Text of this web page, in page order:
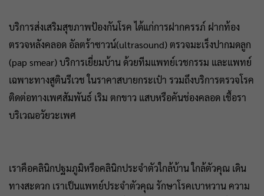
บริการส่งเสริมสุขภาพป้องกันโรค ได้แก่การฝากครรภ์ ฝากท้อง
ตรวจหลังคลอด อัลตร้าซาวน์(ultrasound) ตรวจมะเร็งปากมดลูก
(pap smear) บริการเยี่ยมบ้าน ด้วยทีมแพทย์เวชกรรม และแพทย์
เฉพาะทางสูตินรีเวช ในราคาสบายกระเป๋า รวมถึงบริการตรวจโรค
ติดต่อทางเพศสัมพันธ์ เริม ตกขาว แสบหรือคันช่องคลอด เชื้อรา
บริเวณอวัยวะเพศ
เราคือคลินิกปฐมภูมิหรือคลินิกประจำตัวใกล้บ้าน ใกล้ตัวคุณ เดิน
ทางสะดวก เราเป็นแพทย์ประจำตัวคุณ รักษาโรคเบาหวาน ความ